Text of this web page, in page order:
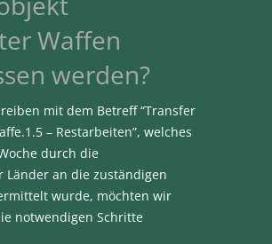
Waffen
werden?
mit dem Betreff “Transfer
– Restarbeiten”, welches
durch die
an die zuständigen
wurde, möchten wir
notwendigen Schritte